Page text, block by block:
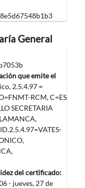
General
que emite el
2.5.4.97 =
RCM, C=ES
SECRETARIA
del certificado:
- ‎jueves, ‎27‎ de